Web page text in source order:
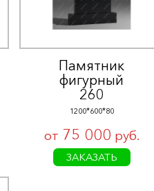
Памятник
фигурный
260
1200*600*80
от 75 000 руб.
ЗАКАЗАТЬ